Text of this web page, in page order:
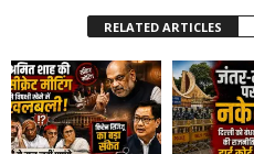
RELATED ARTICLES